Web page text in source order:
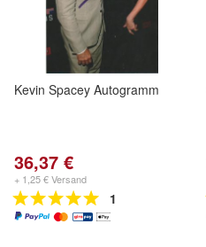
Kevin Spacey Autogramm
36,37 €
+ 1,25 € Versand
1